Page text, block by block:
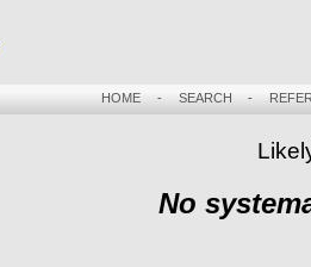
HOME- SEARCH -
No